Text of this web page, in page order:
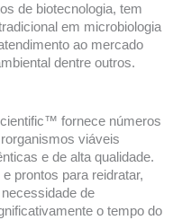
de biotecnologia, tem
em microbiologia
ao mercado
dentre outros.
fornece números
viáveis
e de alta qualidade.
prontos para reidratar,
de
o tempo do